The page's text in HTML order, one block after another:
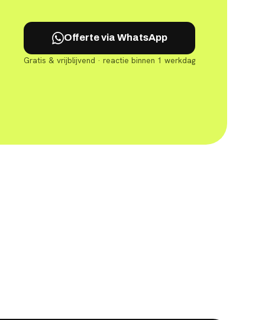
Offerte via WhatsApp
Gratis & vrijblijvend · reactie binnen 1 werkdag